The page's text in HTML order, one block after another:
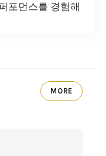
포먼스를 경험해
MORE